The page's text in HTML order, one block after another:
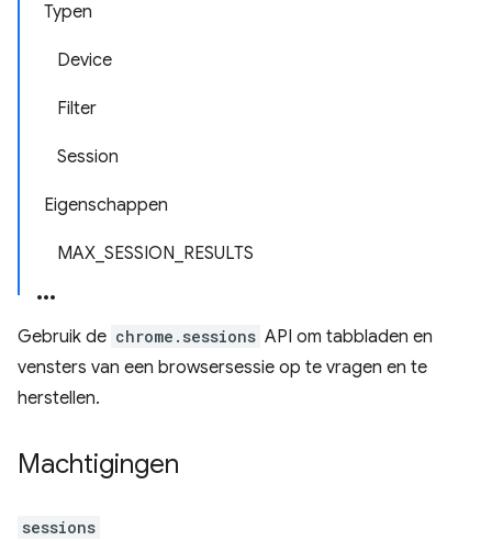
Typen
Device
Filter
Session
Eigenschappen
MAX_SESSION_RESULTS
Gebruik de chrome.sessions API om tabbladen en
vensters van een browsersessie op te vragen en te
herstellen.
Machtigingen
sessions